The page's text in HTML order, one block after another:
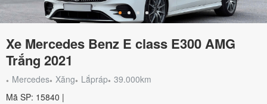
Xe Mercedes Benz E class E300 AMG
Trắng 2021
Mercedes Xăng Lắpráp 39.000km
Mã SP: 15840 |